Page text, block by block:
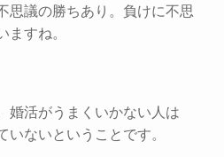
思議の勝ちあり。負けに不思
ますね。
婚活がうまくいかない人は
いないということです。